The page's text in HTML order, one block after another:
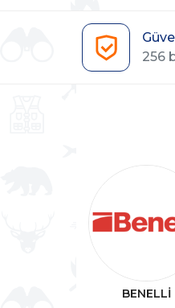
256
BENELLİ